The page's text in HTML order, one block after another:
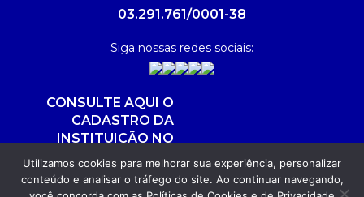
03.291.761/0001-38
Siga nossas redes sociais:
CONSULTE AQUI O
CADASTRO DA
INSTITUIÇÃO NO
SISTEMA E-MEC
Utilizamos cookies para melhorar sua experiência, personalizar
conteúdo e analisar o tráfego do site. Ao continuar navegando,